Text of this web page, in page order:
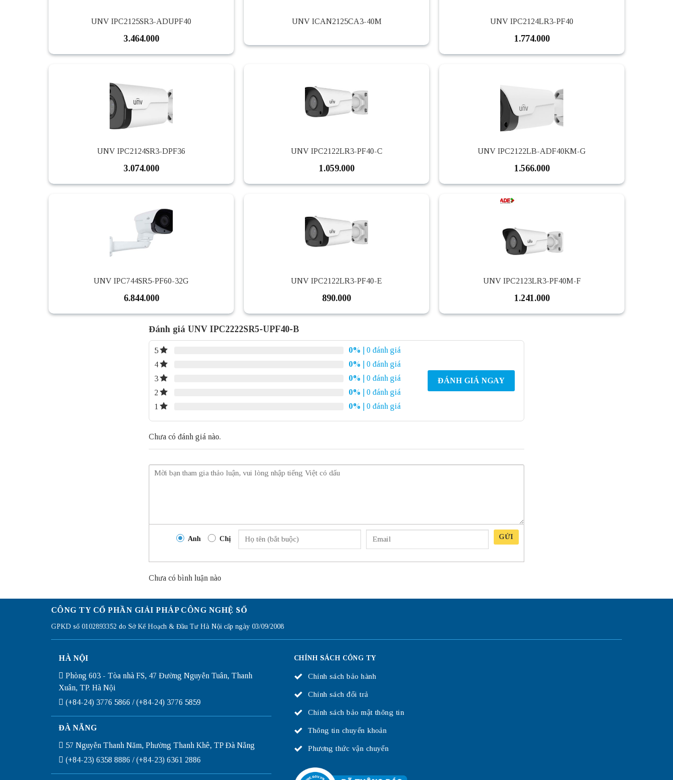
UNV IPC2125SR3-ADUPF40
3.464.000
UNV ICAN2125CA3-40M UNV IPC2124LR3-PF40
1.774.000
UNV IPC2124SR3-DPF36
3.074.000
UNV IPC2122LR3-PF40-C
1.059.000
UNV IPC2122LB-ADF40KM-G
1.566.000
UNV IPC744SR5-PF60-32G
6.844.000
UNV IPC2122LR3-PF40-E
890.000
UNV IPC2123LR3-PF40M-F
1.241.000
Đánh giá UNV IPC2222SR5-UPF40-B
5 0%
| 0 đánh giá
4
0%
| 0 đánh giá
3
0%
| 0 đánh giá
2
0%
| 0 đánh giá
1
0% | 0 đánh giá
ĐÁNH GIÁ NGAY
Chưa có đánh giá nào.
Anh Chị GỬI
Chưa có bình luận nào
CÔNG TY CỔ PHẦN GIẢI PHÁP CÔNG NGHỆ SỐ
GPKD số 0102893352 do Sở Kế Hoạch & Đầu Tư Hà Nội cấp ngày 03/09/2008
HÀ NỘI
Phòng 603 - Tòa nhà FS, 47 Đường Nguyễn Tuân, Thanh
Xuân, TP. Hà Nội
(+84-24) 3776 5866 / (+84-24) 3776 5859
ĐÀ NẴNG
57 Nguyễn Thanh Năm, Phường Thanh Khê, TP Đà Nẵng
(+84-23) 6358 8886 / (+84-23) 6361 2886
CHÍNH SÁCH CÔNG TY
Chính sách bảo hành
Chính sách đổi trả
Chính sách bảo mật thông tin
Thông tin chuyển khoản
Phương thức vận chuyển